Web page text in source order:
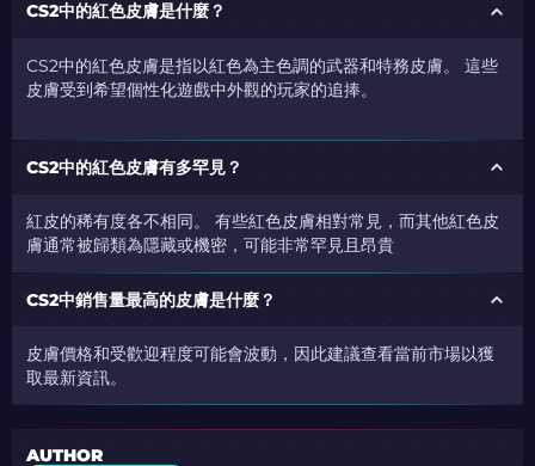
CS2中的紅色皮膚是什麼？
CS2中的紅色皮膚是指以紅色為主色調的武器和特務皮膚。 這些
皮膚受到希望個性化遊戲中外觀的玩家的追捧。
CS2中的紅色皮膚有多罕見？
紅皮的稀有度各不相同。 有些紅色皮膚相對常見，而其他紅色皮
膚通常被歸類為隱藏或機密，可能非常罕見且昂貴
CS2中銷售量最高的皮膚是什麼？
皮膚價格和受歡迎程度可能會波動，因此建議查看當前市場以獲
取最新資訊。
AUTHOR